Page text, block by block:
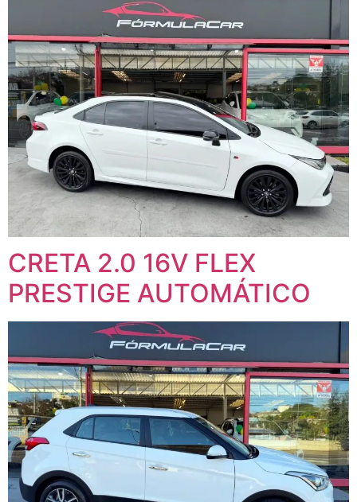
CRETA 2.0 16V FLEX
PRESTIGE AUTOMÁTICO